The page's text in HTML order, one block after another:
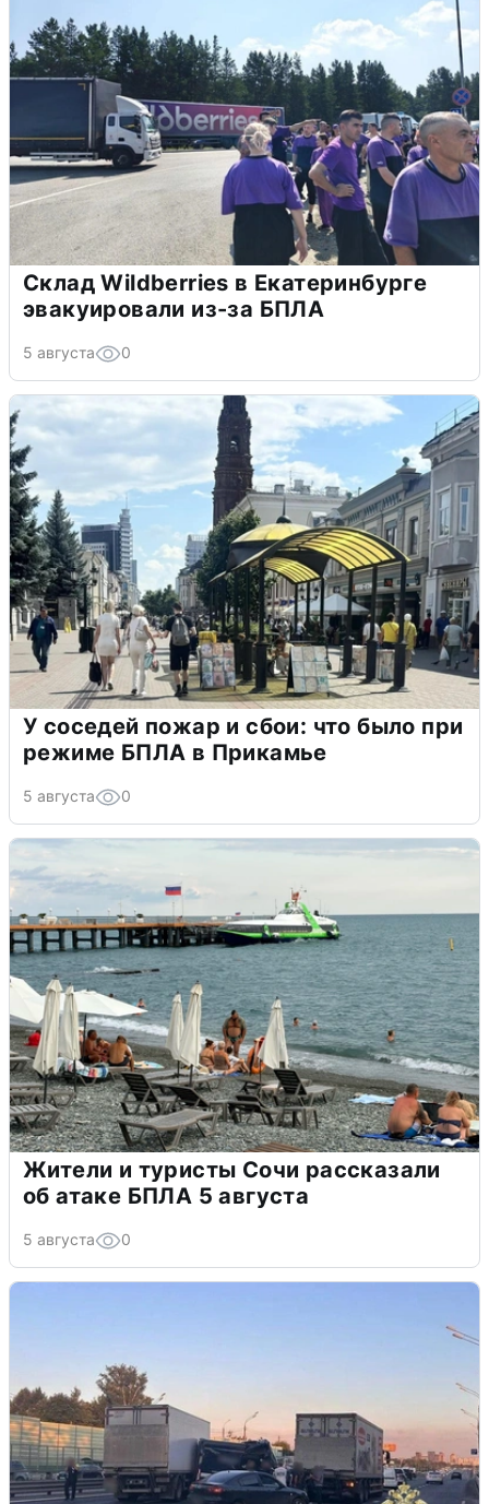
Склад Wildberries в Екатеринбурге
эвакуировали из-за БПЛА
5 августа 0
У соседей пожар и сбои: что было при
режиме БПЛА в Прикамье
5 августа 0
Жители и туристы Сочи рассказали
об атаке БПЛА 5 августа
5 августа 0